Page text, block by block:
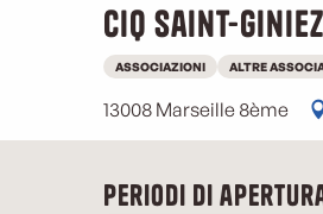
CIQ Saint-
ASSOCIAZIONI ALTRE
13008 Marseille 8ème
Periodi di